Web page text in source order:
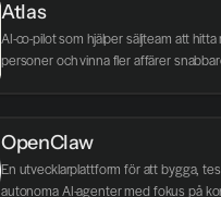
Atlas
AI-co-pilot som hjälper säljteam att
personer och vinna fler affärer
OpenClaw
En utvecklarplattform för att bygga,
autonoma AI-agenter med fokus på